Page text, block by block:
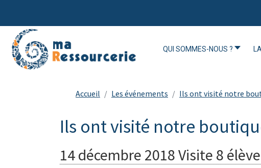
QUI SOMMES-NOUS ?
Accueil Les événements Ils ont visité notre
Ils ont visité notre
14 décembre 2018 Visite 8